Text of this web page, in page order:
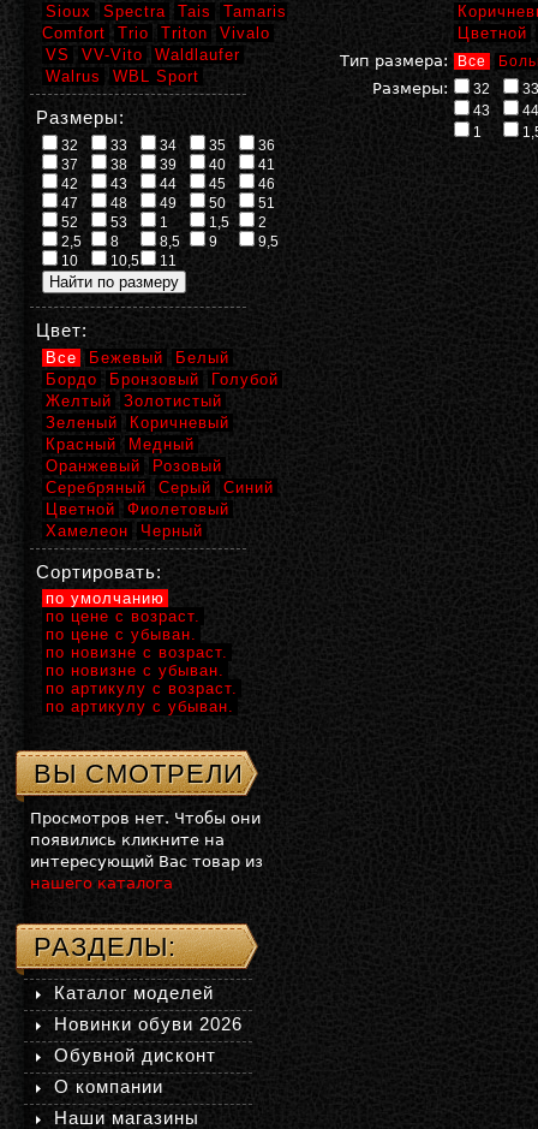
Цветной
Тип размера:
Все
Размеры: 32
33
43
44
1
Sioux
Spectra Tais
Tamaris
Comfort
Trio Triton
Vivalo
VS
VV-Vito
Waldlaufer
Walrus
WBL Sport
Размеры:
32 33 34 35
36
37
38 39 40
41
42
43 44 45
46
47
48 49 50
51
52
53 1 1,5
2
2,5
8 8,5 9
9,5
10
10,5 11
Цвет:
Все Бежевый
Белый
Бордо
Бронзовый
Голубой
Желтый
Золотистый
Зеленый
Коричневый
Красный
Медный
Оранжевый
Розовый
Серебряный
Серый
Синий
Цветной
Фиолетовый
Хамелеон
Черный
Сортировать:
по умолчанию
по цене с возраст.
по цене с убыван.
по новизне с возраст.
по новизне с убыван.
по артикулу с возраст.
по артикулу с убыван.
ВЫ СМОТРЕЛИ
Просмотров нет. Чтобы они
появились кликните на
интересующий Вас товар из
нашего каталога
РАЗДЕЛЫ:
Каталог моделей
Новинки обуви 2026
Обувной дисконт
О компании
Наши магазины